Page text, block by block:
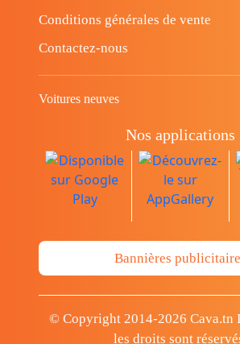
Conditions générales de vente
Contactez-nous
Voitures neuves
Nos applications
Bannières
© Copyright 2014-2026 Cava.tn
les droits sont